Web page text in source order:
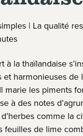
| La qualité
à la thaïlandaise
et harmonieuses de
marie les piments
à des notes
comme la
feuilles de lime